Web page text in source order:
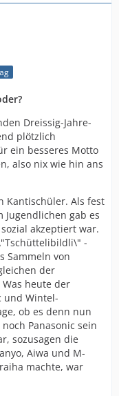
Dreissig-Jahre-
plötzlich
ein besseres Motto
also nix wie hin ans
Kantischüler. Als fest
Jugendlichen gab es
akzeptiert war.
-
Sammeln von
der
heute der
und Wintel-
ob es denn nun
Panasonic sein
sozusagen die
Aiwa und M-
machte, war